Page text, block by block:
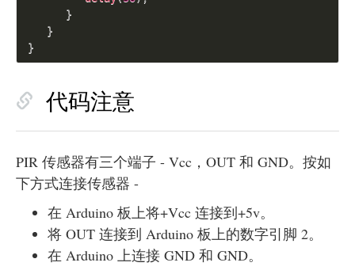
}
}
}
代码注意
PIR 传感器有三个端子 - Vcc ，OUT 和 GND。按如
下方式连接传感器 -
在 Arduino 板上将+Vcc 连接到+5v。
将 OUT 连接到 Arduino 板上的数字引脚 2。
在 Arduino 上连接 GND 和 GND。